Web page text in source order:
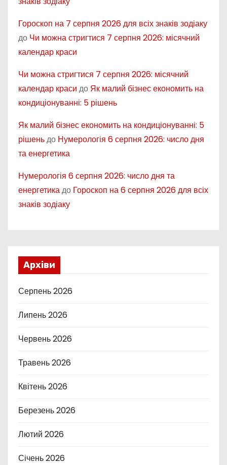
Гороскоп на 7 серпня 2026 для всіх знаків зодіаку
до Чи можна стригтися 7 серпня 2026: місячний
календар краси
Чи можна стригтися 7 серпня 2026: місячний
календар краси до Як малий бізнес економить на
кондиціонуванні: 5 рішень
Як малий бізнес економить на кондиціонуванні: 5
рішеньдо Нумерологія 6 серпня 2026: число дня
та енергетика
Нумерологія 6 серпня 2026: число дня та
енергетикадо Гороскоп на 6 серпня 2026 для всіх
знаків зодіаку
Архіви
Серпень 2026
Липень 2026
Червень 2026
Травень 2026
Квітень 2026
Березень 2026
Лютий 2026
Січень 2026